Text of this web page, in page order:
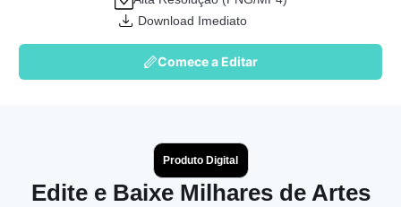
Download Imediato
Comece a Editar
Produto Digital
Edite e Baixe Milhares de Artes